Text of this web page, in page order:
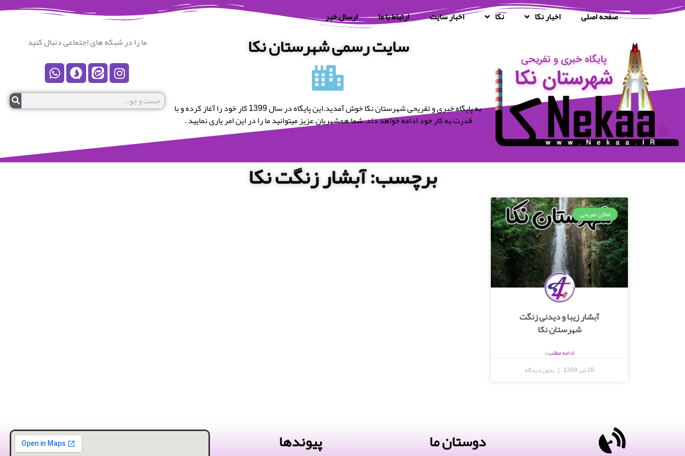
صفحه اصلی اخبار نکا نکا اخبار سایت ارتباط با ما ارسال خبر
سایت رسمی شهرستان نکا
به پایگاه خبری و تفریحی شهرستان نکا خوش آمدید.این پایگاه در سال 1399 کار خود را آغاز کرده و با
قدرت به کار خود ادامه خواهد داد. شما همشهریان عزیز میتوانید ما را در این امر یاری نمایید .
ما را در شبکه های اجتماعی دنبال کنید
برچسب: آبشار زنگت نکا
اماکن تفریحی
آبشار زیبا و دیدنی زنگت
شهرستان نکا
ادامه مطلب »
28 تیر 1399
بدون دیدگاه
دوستان ما پیوندها